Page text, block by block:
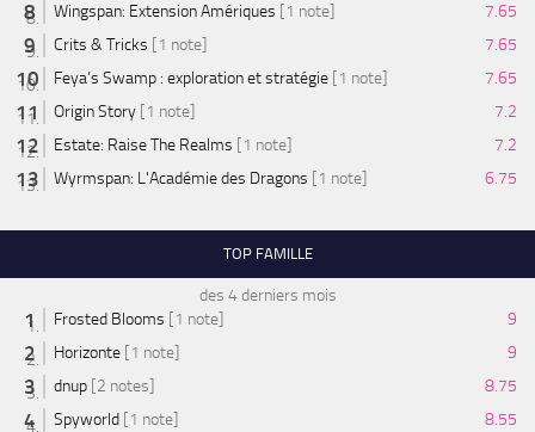
Wingspan: Extension Amériques [1 note]
7.65
Crits & Tricks [1 note]
7.65
Feya’s Swamp : exploration et stratégie [1 note]
7.65
Origin Story [1 note]
7.2
Estate: Raise The Realms [1 note]
7.2
Wyrmspan: L'Académie des Dragons [1 note] 6.75
TOP FAMILLE
des 4 derniers mois
Frosted Blooms [1 note]
9
Horizonte [1 note]
9
dnup [2 notes]
8.75
Spyworld [1 note]
8.55